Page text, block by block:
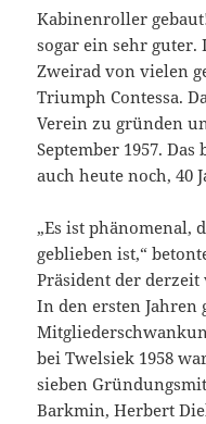
Kabinenroller
sogar ein sehr
Zweirad von vielen
Triumph Contessa.
Verein zu gründen
September 1957.
auch heute noch, 40
„Es ist phänomenal,
geblieben ist,“
Präsident der
In den ersten Jahren
bei Twelsiek 1958
sieben
Barkmin, Herbert